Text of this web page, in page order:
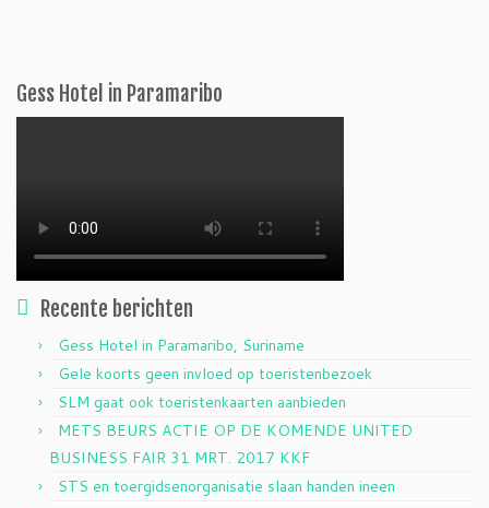
Gess Hotel in Paramaribo
Recente berichten
Gess Hotel in Paramaribo, Suriname
Gele koorts geen invloed op toeristenbezoek
SLM gaat ook toeristenkaarten aanbieden
METS BEURS ACTIE OP DE KOMENDE UNITED
BUSINESS FAIR 31 MRT. 2017 KKF
STS en toergidsenorganisatie slaan handen ineen